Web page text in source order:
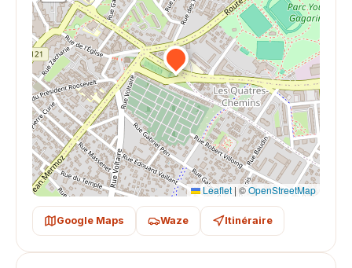
Leaflet | ©OpenStreetMap
Google Maps Waze Itinéraire